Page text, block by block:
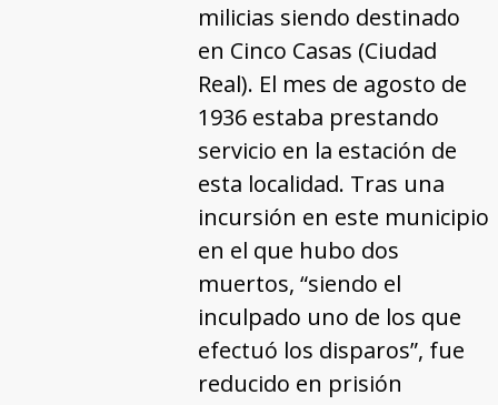
milicias siendo destinado
en Cinco Casas (Ciudad
Real). El mes de agosto de
1936 estaba prestando
servicio en la estación de
esta localidad. Tras una
incursión en este municipio
en el que hubo dos
muertos, “siendo el
inculpado uno de los que
efectuó los disparos”, fue
reducido en prisión